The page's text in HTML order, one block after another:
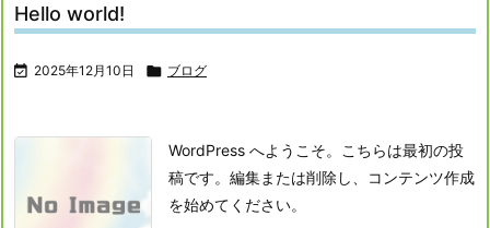
Hello world!
 2025年12月10日  ブログ
WordPress へようこそ。こちらは最初の投
稿です。編集または削除し、コンテンツ作成
を始めてください。